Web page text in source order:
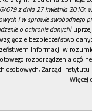
Podróż na
Piotr Grzybowski
Wakacje z KIK-
Adam Tarnowski
Rekolekcyjna
679 z dnia 27 kwietnia 2016r.
i w sprawie swobodnego
o ochronie danych)
bezpieczeństwo
Informacji w
rozporządzenia
osobowych, Zarząd
Więcej